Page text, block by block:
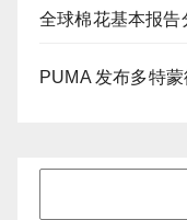
全球棉花基本报告
PUMA 发布多特